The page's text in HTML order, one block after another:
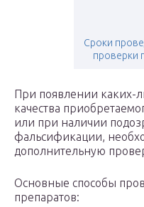
Сроки
проверки
При появлении каких-
качества
или при наличии
фальсификации,
дополнительную
Основные способы
препаратов: